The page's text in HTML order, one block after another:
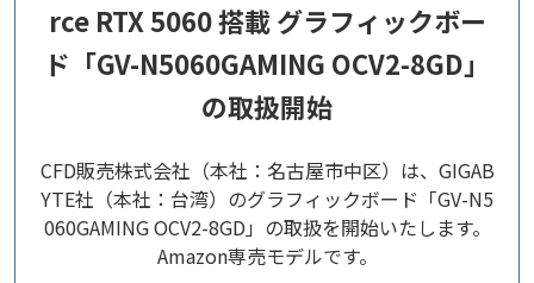
rce RTX 5060 搭載 グラフィックボー
ド「GV-N5060GAMING OCV2-8GD」
の取扱開始
CFD販売株式会社（本社：名古屋市中区）は、GIGAB
YTE社（本社：台湾）のグラフィックボード「GV-N5
060GAMING OCV2-8GD」の取扱を開始いたします。
Amazon専売モデルです。